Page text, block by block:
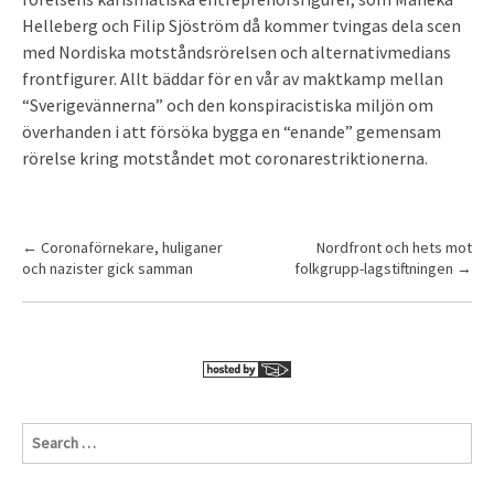
Helleberg och Filip Sjöström då kommer tvingas dela scen
med Nordiska motståndsrörelsen och alternativmedians
frontfigurer. Allt bäddar för en vår av maktkamp mellan
“Sverigevännerna” och den konspiracistiska miljön om
överhanden i att försöka bygga en “enande” gemensam
rörelse kring motståndet mot coronarestriktionerna.
P
o
s
v
i
← Coronaförnekare, huliganer
och nazister gick samman
Nordfront och hets mot
folkgrupp-lagstiftningen →